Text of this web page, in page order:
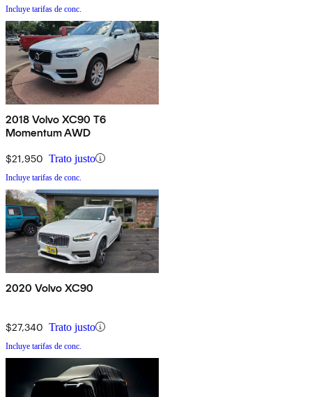
Incluye tarifas de conc.
2018 Volvo XC90 T6
Momentum AWD
$21,950 Trato justo
Incluye tarifas de conc.
2020 Volvo XC90
$27,340 Trato justo
Incluye tarifas de conc.